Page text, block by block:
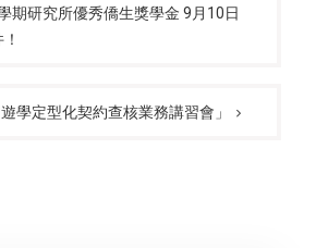
期研究所優秀僑生獎學金 9月10日
學定型化契約查核業務講習會」